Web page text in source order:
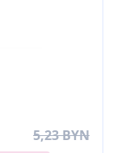
5,23 BYN